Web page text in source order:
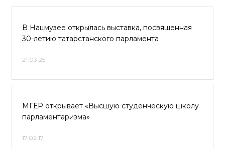
В Нацмузее открылась выставка, посвященная
30-летию татарстанского парламента
21.03.25
МГЕР открывает «Высшую студенческую школу
парламентаризма»
17.02.17